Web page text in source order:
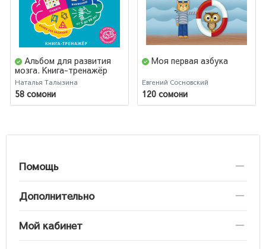
Альбом для развития
мозга. Книга-тренажёр
Наталья Талызина
58 сомони
Моя первая азбука
Евгений Сосновский
120 сомони
Помощь
Дополнительно
Мой кабинет